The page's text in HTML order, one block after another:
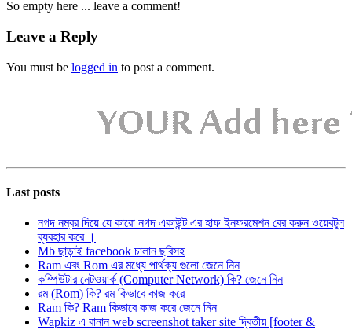
So empty here ... leave a comment!
Leave a Reply
You must be logged in to post a comment.
Last posts
নগদ নম্বর দিয়ে যে কারো নগদ একাউন্ট এর হাফ ইনফরমেশন বের করুন ওয়েবটুল
ব্যবহার করে ।
Mb ছাড়াই facebook চালান ছবিসহ
Ram এবং Rom এর মধ্যে পার্থক্য গুলো জেনে নিন
কম্পিউটার নেটওয়ার্ক (Computer Network) কি? জেনে নিন
রম (Rom) কি? রম কিভাবে কাজ করে
Ram কি? Ram কিভাবে কাজ করে জেনে নিন
Wapkiz এ বানান web screenshot taker site দ্বিতীয় [footer &